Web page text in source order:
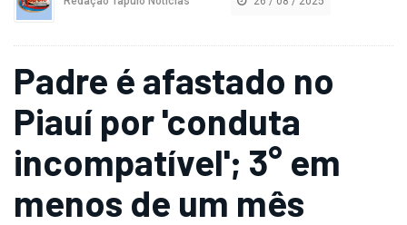
Padre é afastado no
Piauí por 'conduta
incompatível'; 3° em
menos de um mês